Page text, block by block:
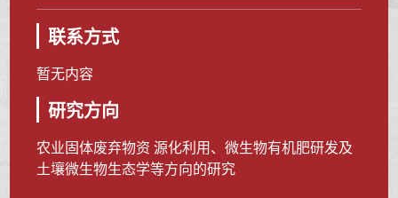
联系方式
暂无内容
研究方向
农业固体废弃物资 源化利用、微生物有机肥研发及
土壤微生物生态学等方向的研究